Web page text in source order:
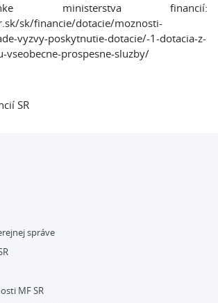
ministerstva financií:
sk/financie/dotacie/moznosti-
vyzvy-poskytnutie-dotacie/-1-dotacia-z-
vseobecne-prospesne-sluzby/
SR
správe
MF SR